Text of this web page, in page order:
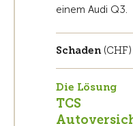
einem Audi Q3.
Schaden(CHF)
Die Lösung
TCS